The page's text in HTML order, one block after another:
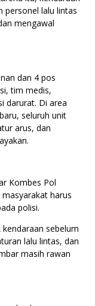
personel lalu lintas
mengawal
dan 4 pos
tim medis,
darurat. Di area
seluruh unit
arus, dan
Kombes Pol
harus
polisi.
sebelum
lalu lintas, dan
masih rawan